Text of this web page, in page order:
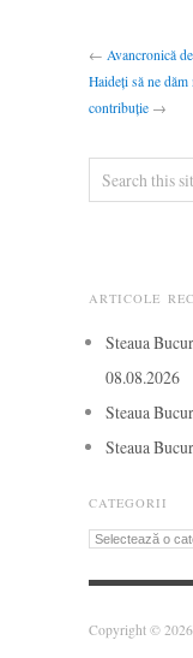
← Avancronică
Haideți să ne
contribuție →
ARTICOLE
Steaua
08.08.2026
Steaua
Steaua
CATEGORII
Categorii
Copyright © 2026